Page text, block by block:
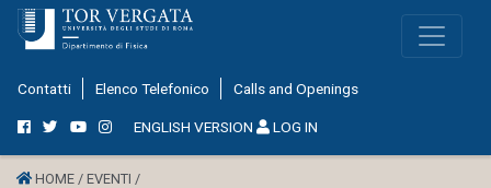
Contatti Elenco Telefonico Calls and Openings
ENGLISH VERSION LOG IN
HOME / EVENTI /